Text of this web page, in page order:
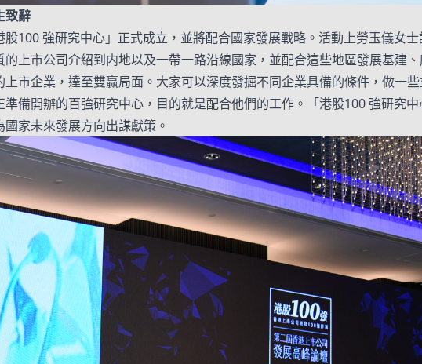
致辭
100 強研究中心」正式成立，並將配合國家發展戰略。活動上勞玉儀女
上市公司介紹到内地以及一帶一路沿線國家，並配合這些地區發展基建
市企業，達至雙赢局面。大家可以深度發掘不同企業具備的條件，做一
備開辦的百強研究中心，目的就是配合他們的工作。「港股100 強研究
家未來發展方向出謀獻策。